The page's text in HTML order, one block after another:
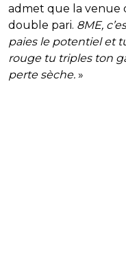
admet que la venue
double pari. 8ME,
paies le potentiel et
rouge tu triples ton
perte sèche. »